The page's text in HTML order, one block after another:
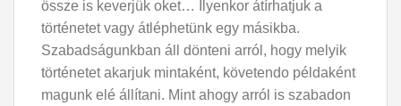
össze is keverjük oket… Ilyenkor átírhatjuk a
történetet vagy átléphetünk egy másikba.
Szabadságunkban áll dönteni arról, hogy melyik
történetet akarjuk mintaként, követendo példaként
magunk elé állítani. Mint ahogy arról is szabadon